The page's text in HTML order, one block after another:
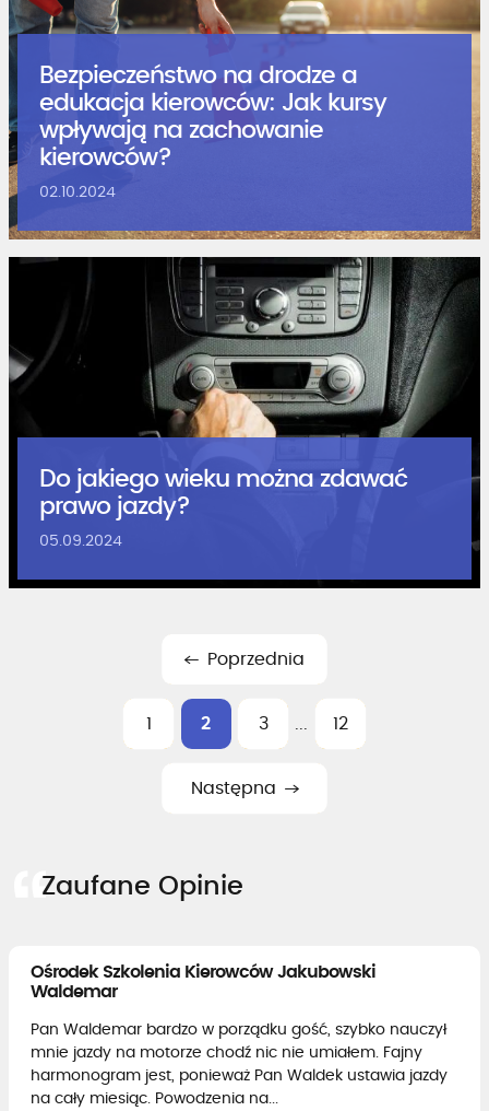
Bezpieczeństwo na drodze a
edukacja kierowców: Jak kursy
wpływają na zachowanie
kierowców?
02.10.2024
Do jakiego wieku można zdawać
prawo jazdy?
05.09.2024
Poprzednia
1 2 3 12
Następna
Zaufane Opinie
Ośrodek Szkolenia Kierowców Jakubowski
Waldemar
Pan Waldemar bardzo w porządku gość, szybko nauczył
mnie jazdy na motorze chodź nic nie umiałem. Fajny
harmonogram jest, ponieważ Pan Waldek ustawia jazdy
na cały miesiąc. Powodzenia na...